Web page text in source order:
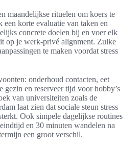
maandelijkse rituelen om koers te
een korte evaluatie van taken en
concrete doelen bij en voer elk
op je werk‑privé alignment. Zulke
te maken voordat stress
onderhoud contacten, eet
gezin en reserveer tijd voor hobby’s
van universiteiten zoals de
laat zien dat sociale steun stress
Ook simpele dagelijkse routines
en 30 minuten wandelen na
een groot verschil.